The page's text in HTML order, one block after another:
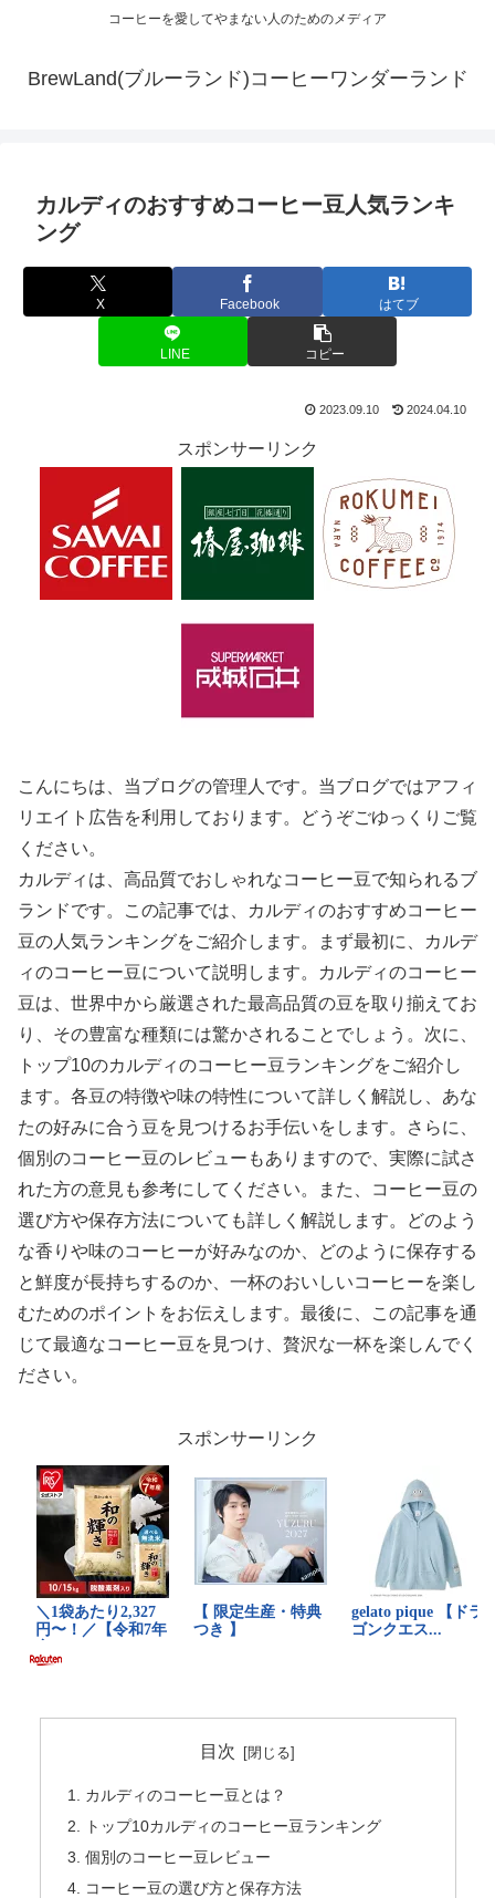
コーヒーを愛してやまない人のためのメディア
BrewLand(ブルーランド)コーヒーワンダーランド
カルディのおすすめコーヒー豆人気ランキ
ング
X Facebook はてブ
LINE コピー
2023.09.10 2024.04.10
スポンサーリンク
こんにちは、当ブログの管理人です。当ブログではアフィ
リエイト広告を利用しております。どうぞごゆっくりご覧
ください。
カルディは、高品質でおしゃれなコーヒー豆で知られるブ
ランドです。この記事では、カルディのおすすめコーヒー
豆の人気ランキングをご紹介します。まず最初に、カルデ
ィのコーヒー豆について説明します。カルディのコーヒー
豆は、世界中から厳選された最高品質の豆を取り揃えてお
り、その豊富な種類には驚かされることでしょう。次に、
トップ10のカルディのコーヒー豆ランキングをご紹介し
ます。各豆の特徴や味の特性について詳しく解説し、あな
たの好みに合う豆を見つけるお手伝いをします。さらに、
個別のコーヒー豆のレビューもありますので、実際に試さ
れた方の意見も参考にしてください。また、コーヒー豆の
選び方や保存方法についても詳しく解説します。どのよう
な香りや味のコーヒーが好みなのか、どのように保存する
と鮮度が長持ちするのか、一杯のおいしいコーヒーを楽し
むためのポイントをお伝えします。最後に、この記事を通
じて最適なコーヒー豆を見つけ、贅沢な一杯を楽しんでく
ださい。
スポンサーリンク
目次
カルディのコーヒー豆とは？
トップ10カルディのコーヒー豆ランキング
個別のコーヒー豆レビュー
コーヒー豆の選び方と保存方法